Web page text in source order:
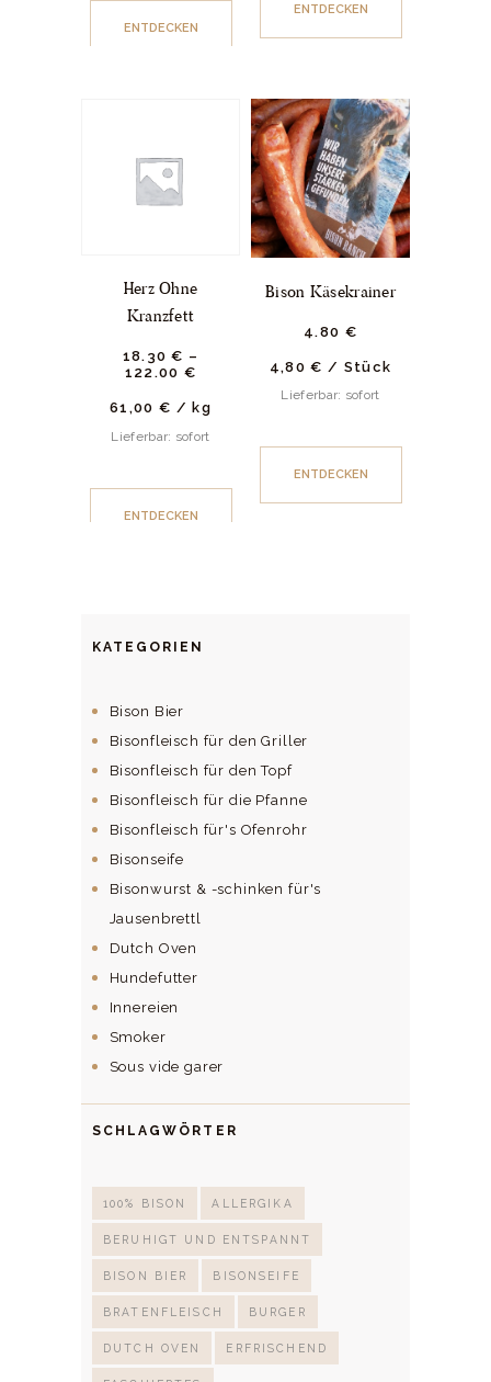
ENTDECKEN
ENTDECKEN
Herz Ohne
Kranzfett
18. 30 € –
122.00 €
61,00 € / kg
Lieferbar: sofort
ENTDECKEN
Bison Käsekrainer
4. 80 €
4,80€ / Stück
Lieferbar: sofort
ENTDECKEN
KATEGORIEN
Bison Bier
Bisonfleisch für den Griller
Bisonfleisch für den Topf
Bisonfleisch für die Pfanne
Bisonfleisch für's Ofenrohr
Bisonseife
Bisonwurst & -schinken für's
Jausenbrettl
Dutch Oven
Hundefutter
Innereien
Smoker
Sous vide garer
SCHLAGWÖRTER
100% BISON ALLERGIKA
BERUHIGT UND ENTSPANNT
BISON BIER BISONSEIFE
BRATENFLEISCH BURGER
DUTCH OVEN ERFRISCHEND